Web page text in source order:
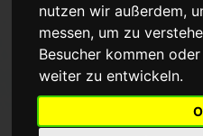
nutzen wir außerdem,
messen, um zu
Besucher kommen
weiter zu entwickeln.
Mannschaft Saison
Aufstellung
Vorrunde Rückrunde